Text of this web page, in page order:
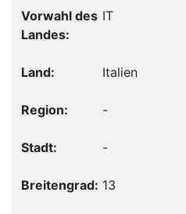
IT
Italien
-
-
13